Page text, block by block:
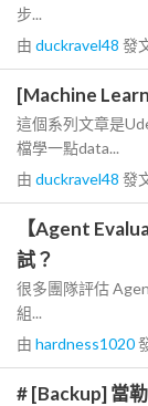
步...
由 duckravel48 發
[Machine
這個系列文章是
檔學一點data...
由 duckravel48 發
【Agent
試？
很多團隊評估
組...
由 hardness1020
# [Backup] 當